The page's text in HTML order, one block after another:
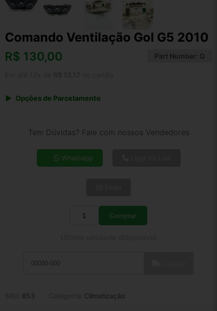
Comando Ventilação Gol G5 2010
R$ 130,00 Part Number: Q
Opções de Parcelamento
4x de R$ 36,03
5x de R$ 29,20
Tem Dúvidas? Fale com nossos Vendedores
Whatsapp
Quantidade
Comprar
853 Climatização